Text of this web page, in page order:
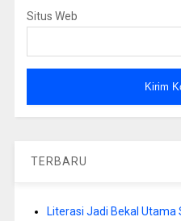
Situs Web
TERBARU
Literasi Jadi Bekal Utama